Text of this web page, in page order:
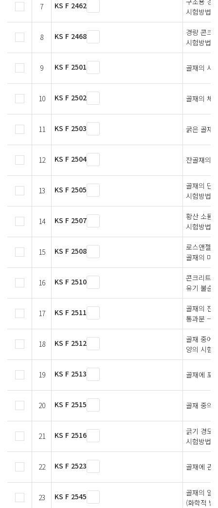
7 KS F 2462
시험방법
8 KS F 2468
경량 콘크
시험방법
9 KS F 2501 골재의 시
10 KS F 2502 골재의 체
11 KS F 2503 굵은 골재
12 KS F 2504 잔골재의
13 KS F 2505
골재의 단
시험방법
14 KS F 2507
황산 소듐
시험방법
15 KS F 2508
로스앤젤
골재의 마
16 KS F 2510
콘크리트
유기 불순
17 KS F 2511
골재의 잔
통과분 —
18 KS F 2512
골재 중에
양의 시험
19 KS F 2513 골재에 포
20 KS F 2515 골재 중의
21 KS F 2516
긁기 경도
시험방법
22 KS F 2523 골재에 관
23 KS F 2545
골재의 알
(화학적 방